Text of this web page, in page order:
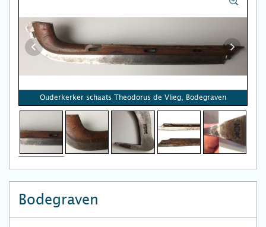
Ouderkerker schaats Theodorus de Vlieg, Bodegraven
Bodegraven